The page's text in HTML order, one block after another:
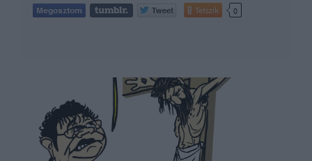
Tetszik 0